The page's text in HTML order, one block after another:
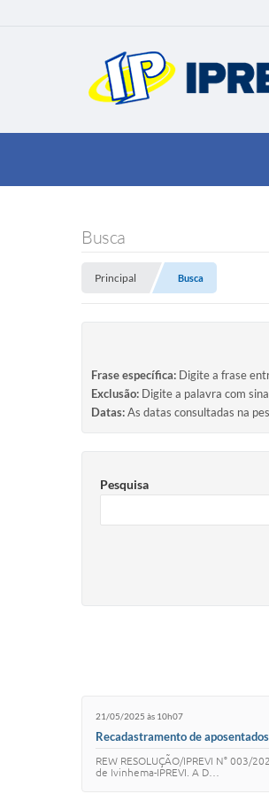
Busca
Principal Busca
Frase específica: Digite a frase
Exclusão: Digite a palavra com
Datas:As datas consultadas na
Pesquisa
21/05/2025 às 10h07
Recadastramento de
REW RESOLUÇÃO/IPREVI N°
de Ivinhema-IPREVI. A D…